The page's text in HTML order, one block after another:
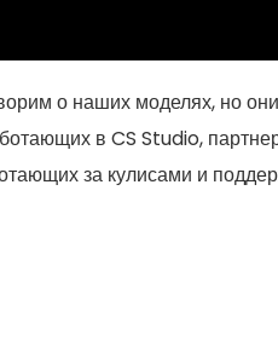
о наших моделях, но
в CS Studio,
за кулисами и